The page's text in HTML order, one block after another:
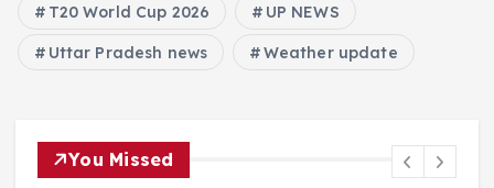
T20 World Cup 2026 UP NEWS
Uttar Pradesh news Weather update
You Missed